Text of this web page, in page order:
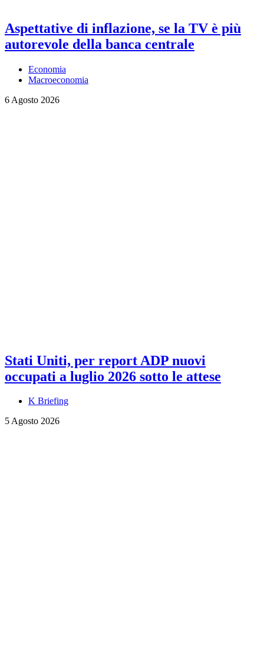
Aspettative di inflazione, se la TV è più
autorevole della banca centrale
Economia
Macroeconomia
6 Agosto 2026
Stati Uniti, per report ADP nuovi
occupati a luglio 2026 sotto le attese
K Briefing
5 Agosto 2026